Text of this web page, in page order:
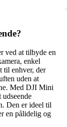
ved at tilbyde en
enkel
til enhver, der
uden at
Med DJI Mini
Den er ideel til
en pålidelig og